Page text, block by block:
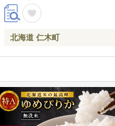
式会社 松原米穀]
北海道 仁木町